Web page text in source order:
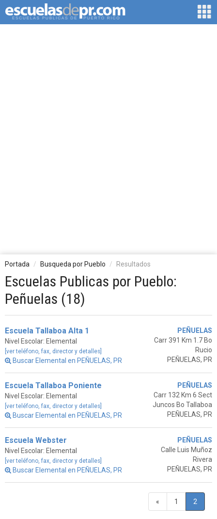
Portada Busqueda por Pueblo Resultados
Escuelas Publicas por Pueblo:
Peñuelas (18)
Escuela Tallaboa Alta 1
Nivel Escolar: Elemental
[ver teléfono, fax, director y detalles]
Buscar Elemental en PEÑUELAS, PR
PEÑUELAS
Carr 391 Km 1.7 Bo
Rucio
PEÑUELAS, PR
Escuela Tallaboa Poniente
Nivel Escolar: Elemental
[ver teléfono, fax, director y detalles]
Buscar Elemental en PEÑUELAS, PR
PEÑUELAS
Carr 132 Km 6 Sect
Juncos Bo Tallaboa
PEÑUELAS, PR
Escuela Webster
Nivel Escolar: Elemental
[ver teléfono, fax, director y detalles]
Buscar Elemental en PEÑUELAS, PR
PEÑUELAS
Calle Luis Muñoz
Rivera
PEÑUELAS, PR
« 1 2